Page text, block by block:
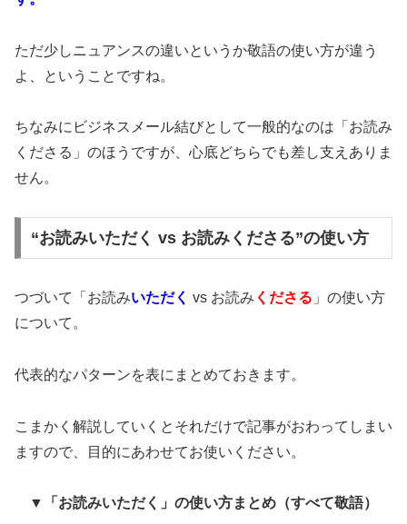
ただ少しニュアンスの違いというか敬語の使い方が違う
よ、ということですね。
ちなみにビジネスメール結びとして一般的なのは「お読み
くださる」のほうですが、心底どちらでも差し支えありま
せん。
“お読みいただく vs お読みくださる”の使い方
つづいて「お読みいただく vs お読み くださる 」の使い方
について。
代表的なパターンを表にまとめておきます。
こまかく解説していくとそれだけで記事がおわってしまい
ますので、目的にあわせてお使いください。
▼「お読みいただく」の使い方まとめ（すべて敬語）